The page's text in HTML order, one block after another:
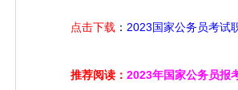
点击下载 ： 2023国家公务员考试
推荐阅读： 2023年国家公务员报